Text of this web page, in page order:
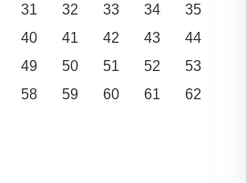
31 32 33 34
35
40 41 42 43
44
49 50 51 52
53
58 59 60 61
62